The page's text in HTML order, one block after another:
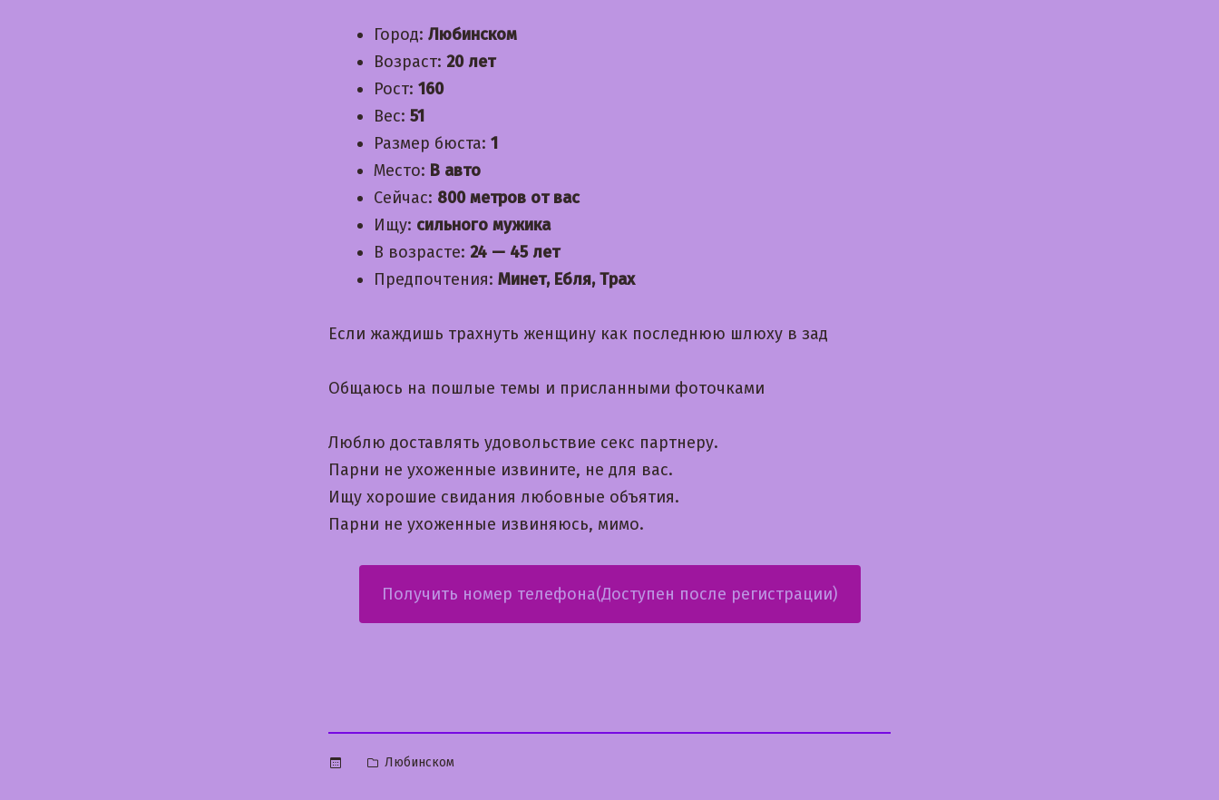
Город: Любинском
Возраст: 20 лет
Рост: 160
Вес: 51
Размер бюста: 1
Место: В авто
Сейчас: 800 метров от вас
Ищу: сильного мужика
В возрасте: 24 — 45 лет
Предпочтения: Минет, Ебля, Трах
Если жаждишь трахнуть женщину как последнюю шлюху в зад
Общаюсь на пошлые темы и приcланными фоточками
Люблю доставлять удовольствие секс партнеру.
Парни не ухоженные извините, не для вас.
Ищу хорошие свидания любовные объятия.
Парни не ухоженные извиняюсь, мимо.
Получить номер телефона(Доступен после регистрации)
Опубликовано
Любинском